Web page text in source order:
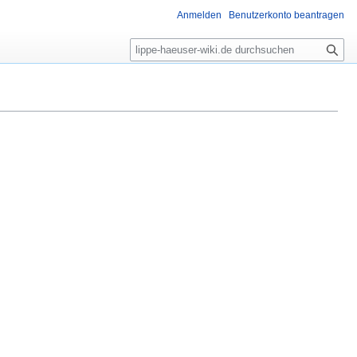
Anmelden Benutzerkonto beantragen
S
u
e